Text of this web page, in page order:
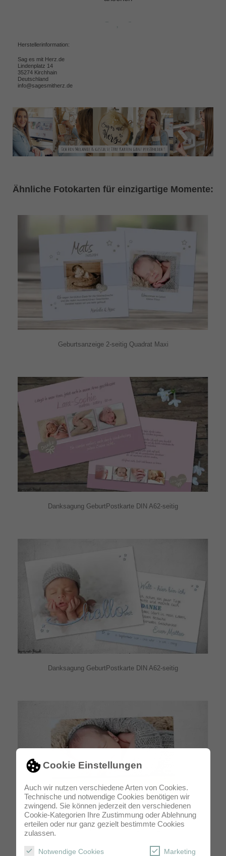
Cookie Einstellungen
Auch wir nutzen verschiedene Arten von Cookies.
Technische und notwendige Cookies benötigen wir
zwingend. Sie können jederzeit den verschiedenen
Cookie-Kategorien Ihre Zustimmung oder Ablehnung
erteilen oder nur ganz gezielt bestimmte Cookies
zulassen.
Notwendige Cookies Marketing
Herstellerinformation:
Sag es mit Herz.de
Lindenplatz 14
35274 Kirchhain
Deutschland
info@sagesmitherz.de
Ähnliche Fotokarten für einzigartige Momente:
Geburtsanzeige 2-seitig Quadrat Maxi
Danksagung GeburtPostkarte DIN A62-seitig
Danksagung GeburtPostkarte DIN A62-seitig
Danksagung GeburtPostkarte DIN A62-seitig